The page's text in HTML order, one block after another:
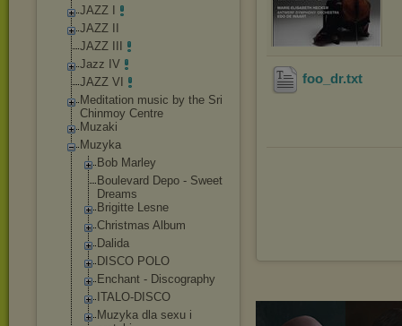
JAZZ I
JAZZ II
JAZZ III
Jazz IV
JAZZ VI
Meditation music by the Sri
Chinmoy Centre
Muzaki
Muzyka
Bob Marley
Boulevard Depo - Sweet
Dreams
Brigitte Lesne
Christmas Album
Dalida
DISCO POLO
Enchant - Discography
ITALO-DISCO
Muzyka dla sexu i
foo_dr.txt